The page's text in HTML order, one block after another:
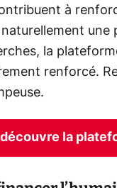
à
une
la
renforcé.
la